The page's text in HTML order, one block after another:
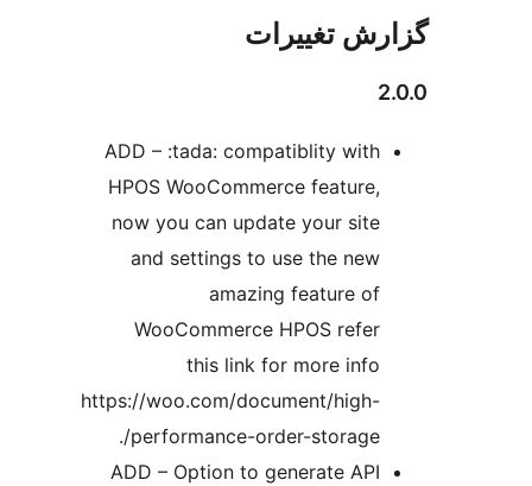
تغییرات
ADD – :tada: compatiblity with
HPOS WooCommerce feature,
now you can update your site
and settings to use the new
amazing feature of
WooCommerce HPOS refer
this link for more info
https://woo.com/document/high-
performance-order-storage/.
ADD – Option to generate API